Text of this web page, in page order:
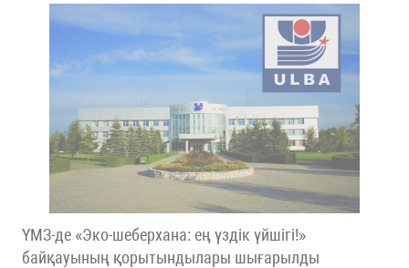
ҮМЗ-де «Эко-шеберхана: ең үздік үйшігі!»
байқауының қорытындылары шығарылды